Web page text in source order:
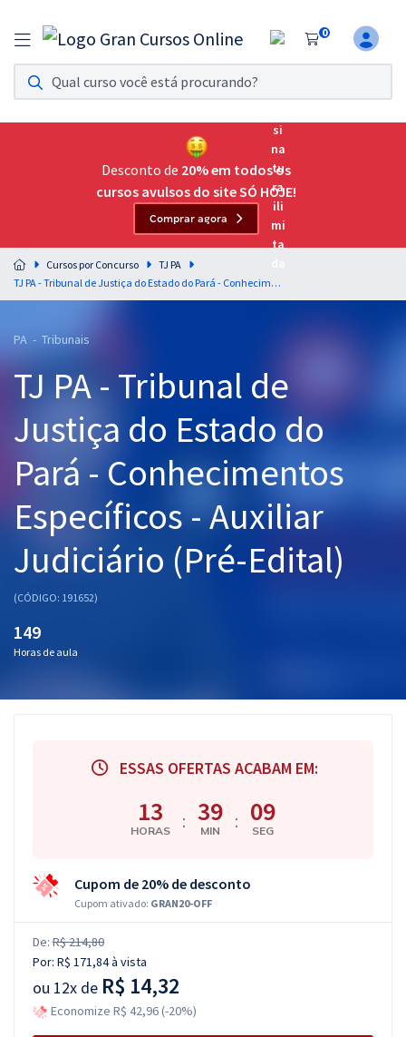
0
Assinatura Ilimitada 11
Acesso a todos os cursos. Teste grátis por 7 dias!
Assinatura OAB Até Passar
Acesso ilimitado a toda preparação para o Exame da
Residências Multiprofissionais
Preparação completa e intensiva para as principais
residências em saúde do Brasil
Cursos 20% OFF
Pós
Graduação
OAB
Mentorias
Questões grátis
Conteúdo gratuito
Aprovados
Desconto de 20% em todos os
cursos avulsos do site SÓ HOJE!
Comprar agora
Cursos por Concurso
TJ PA
TJ PA - Tribunal de Justiça do Estado do Pará - Conhecimentos Específicos - Auxiliar Judiciário (Pré-Edital)
PA - Tribunais
TJ PA - Tribunal de
Justiça do Estado do
Pará - Conhecimentos
Específicos - Auxiliar
Judiciário (Pré-Edital)
(CÓDIGO: 191652)
149
Horas de aula
ESSAS OFERTAS ACABAM EM:
13
HORAS : 39
MIN : 08
SEG
Cupom de 20% de desconto
Cupom ativado: GRAN20-OFF
De: R$ 214,80
Por: R$ 171,84à vista
ou 12x de R$ 14,32
Economize R$ 42,96 (-20%)